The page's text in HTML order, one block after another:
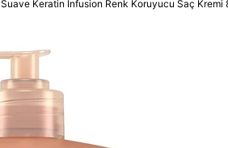
Suave Keratin Infusion Renk Koruyucu Saç Kremi